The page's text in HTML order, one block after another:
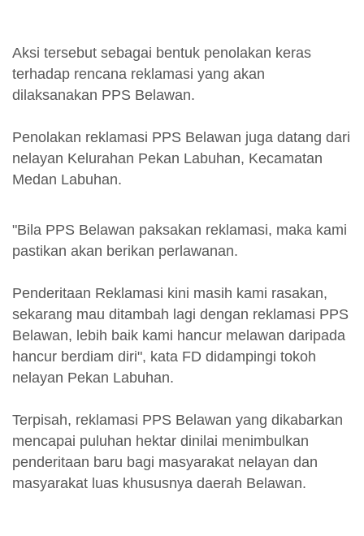
Aksi tersebut sebagai bentuk penolakan keras
terhadap rencana reklamasi yang akan
dilaksanakan PPS Belawan.
Penolakan reklamasi PPS Belawan juga datang dari
nelayan Kelurahan Pekan Labuhan, Kecamatan
Medan Labuhan.
"Bila PPS Belawan paksakan reklamasi, maka kami
pastikan akan berikan perlawanan.
Penderitaan Reklamasi kini masih kami rasakan,
sekarang mau ditambah lagi dengan reklamasi PPS
Belawan, lebih baik kami hancur melawan daripada
hancur berdiam diri", kata FD didampingi tokoh
nelayan Pekan Labuhan.
Terpisah, reklamasi PPS Belawan yang dikabarkan
mencapai puluhan hektar dinilai menimbulkan
penderitaan baru bagi masyarakat nelayan dan
masyarakat luas khususnya daerah Belawan.